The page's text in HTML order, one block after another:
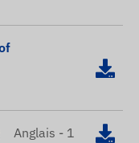
Anglais - 1